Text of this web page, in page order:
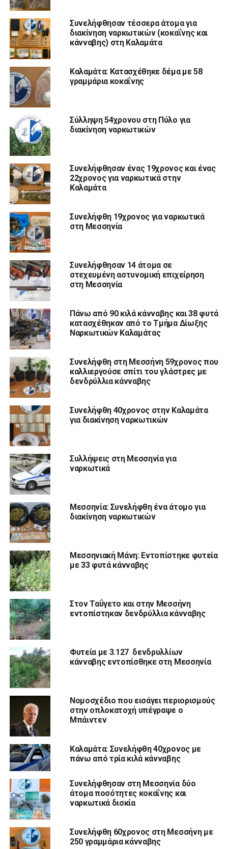
Συνελήφθησαν τέσσερα άτομα για
διακίνηση ναρκωτικών (κοκαΐνης και
κάνναβης) στη Καλαμάτα
Καλαμάτα: Κατασχέθηκε δέμα με 58
γραμμάρια κοκαΐνης
Σύλληψη 54χρονου στη Πύλο για
διακίνηση ναρκωτικών
Συνελήφθησαν ένας 19χρονος και ένας
22χρονος για ναρκωτικά στην
Καλαμάτα
Συνελήφθη 19χρονος για ναρκωτικά
στη Μεσσηνία
Συνελήφθησαν 14 άτομα σε
στεχευμένη αστυνομική επιχείρηση
στη Μεσσηνία
Πάνω από 90 κιλά κάνναβης και 38 φυτά
κατασχέθηκαν από το Τμήμα Δίωξης
Ναρκωτικών Καλαμάτας
Συνελήφθη στη Μεσσήνη 59χρονος που
καλλιεργούσε σπίτι του γλάστρες με
δενδρύλλια κάνναβης
Συνελήφθη 40χρονος στην Καλαμάτα
για διακίνηση ναρκωτικών
Συλλήψεις στη Μεσσηνία για
ναρκωτικά
Μεσσηνία: Συνελήφθη ένα άτομο για
διακίνηση ναρκωτικών
Μεσσηνιακή Μάνη: Εντοπίστηκε φυτεία
με 33 φυτά κάνναβης
Στον Ταΰγετο και στην Μεσσήνη
εντοπίστηκαν δενδρύλλια κάνναβης
Φυτεία με 3.127 δενδρυλλίων
κάνναβης εντοπίσθηκε στη Μεσσηνία
Νομοσχέδιο που εισάγει περιορισμούς
στην οπλοκατοχή υπέγραψε ο
Μπάιντεν
Καλαμάτα: Συνελήφθη 40χρονος με
πάνω από τρία κιλά κάνναβης
Συνελήφθησαν στη Μεσσηνία δύο
άτομα ποσότητες κοκαΐνης και
ναρκωτικά δισκία
Συνελήφθη 60χρονος στη Μεσσήνη με
250 γραμμάρια κάνναβης